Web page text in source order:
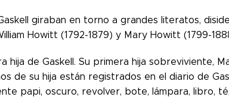
giraban en torno a grandes literatos,
Howitt (1792-1879) y Mary Howitt (1799-
hija de Gaskell. Su primera hija sobreviviente,
de su hija están registrados en el diario de
papi, oscuro, revolver, bote, lámpara, libro,